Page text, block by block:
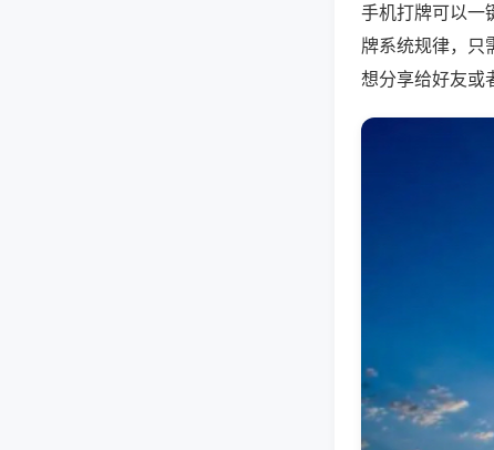
手机打牌可以一
牌系统规律，只
想分享给好友或